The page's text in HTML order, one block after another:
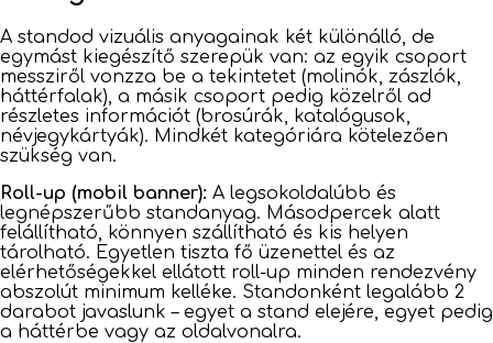
A standod vizuális anyagainak két különálló, de
egymást kiegészítő szerepük van: az egyik csoport
messziről vonzza be a tekintetet (molinók, zászlók,
háttérfalak), a másik csoport pedig közelről ad
részletes információt (brosúrák, katalógusok,
névjegykártyák). Mindkét kategóriára kötelezően
szükség van.
Roll-up (mobil banner): A legsokoldalúbb és
legnépszerűbb standanyag. Másodpercek alatt
felállítható, könnyen szállítható és kis helyen
tárolható. Egyetlen tiszta fő üzenettel és az
elérhetőségekkel ellátott roll-up minden rendezvény
abszolút minimum kelléke. Standonként legalább 2
darabot javaslunk – egyet a stand elejére, egyet pedig
a háttérbe vagy az oldalvonalra.